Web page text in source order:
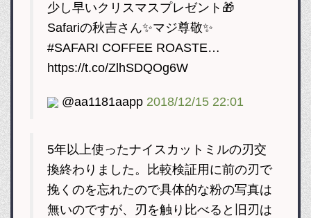
少し早いクリスマスプレゼント🎁
Safariの秋吉さん✨マジ尊敬✨
#SAFARI COFFEE ROASTE…
https://t.co/ZlhSDQOg6W
@aa1181aapp 2018/12/15 22:01
5年以上使ったナイスカットミルの刃交
換終わりました。比較検証用に前の刃で
挽くのを忘れたので具体的な粉の写真は
無いのですが、刃を触り比べると旧刃は